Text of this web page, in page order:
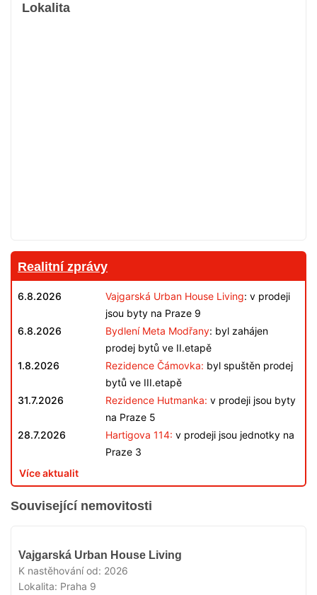
Lokalita
Realitní zprávy
6.8.2026 Vajgarská Urban House Living: v prodeji
jsou byty na Praze 9
6.8.2026
Bydlení Meta Modřany: byl zahájen
prodej bytů ve II.etapě
1.8.2026
Rezidence Čámovka: byl spuštěn prodej
bytů ve III.etapě
31.7.2026
Rezidence Hutmanka: v prodeji jsou byty
na Praze 5
28.7.2026
Hartigova 114: v prodeji jsou jednotky na
Praze 3
Více aktualit
Související nemovitosti
Vajgarská Urban House Living
K nastěhování od: 2026
Lokalita: Praha 9